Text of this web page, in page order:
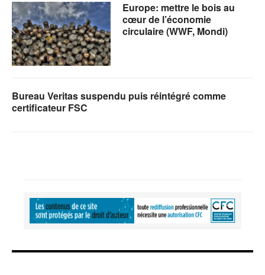
Europe: mettre le bois au
cœur de l’économie
circulaire (WWF, Mondi)
Bureau Veritas suspendu puis réintégré comme
certificateur FSC